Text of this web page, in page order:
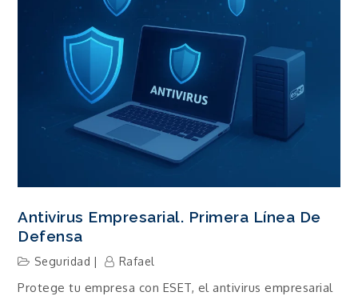
Antivirus Empresarial. Primera Línea De
Defensa
Seguridad Rafael
Protege tu empresa con ESET, el antivirus empresarial